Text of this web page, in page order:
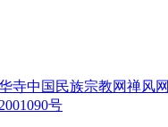
寺中国民族宗教网禅风网
号